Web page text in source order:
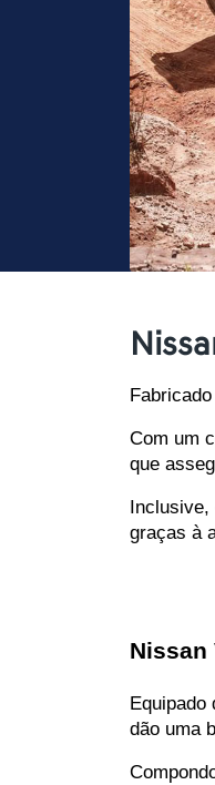
Com um
que
Inclusive,
graças à
Nissan
Equipado
dão uma